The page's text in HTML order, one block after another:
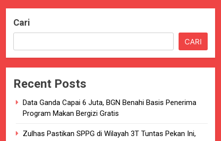
Cari
CARI
Recent Posts
Data Ganda Capai 6 Juta, BGN Benahi Basis Penerima
Program Makan Bergizi Gratis
Zulhas Pastikan SPPG di Wilayah 3T Tuntas Pekan Ini,